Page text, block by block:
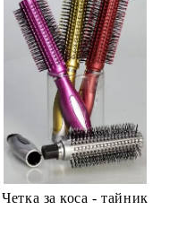
Четка за коса - тайник